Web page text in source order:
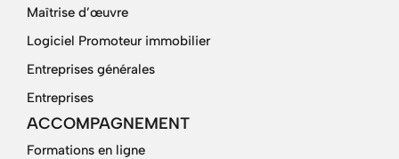
Maîtrise d’œuvre
Logiciel Promoteur immobilier
Entreprises générales
Entreprises
ACCOMPAGNEMENT
Formations en ligne